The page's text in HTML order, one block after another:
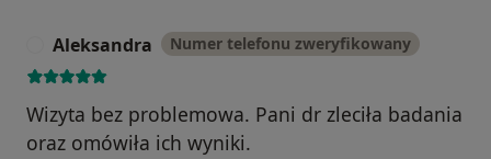
Aleksandra Numer telefonu zweryfikowany
Wizyta bez problemowa. Pani dr zleciła badania
oraz omówiła ich wyniki.